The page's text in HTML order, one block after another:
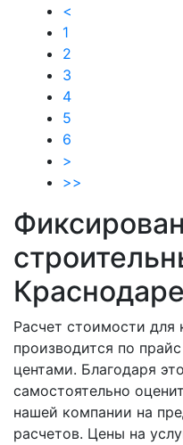
<
1
2
3
4
5
6
>
>>
Краснодаре
Расчет стоимости для
производится по
центами. Благодаря
самостоятельно
нашей компании на
расчетов. Цены на